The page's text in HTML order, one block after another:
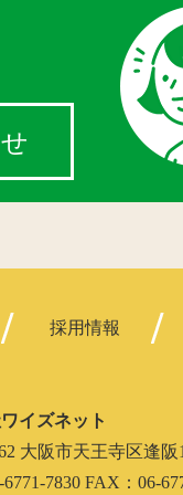
採用情報
イズネット
大阪市天王寺区
7830 FAX：06-